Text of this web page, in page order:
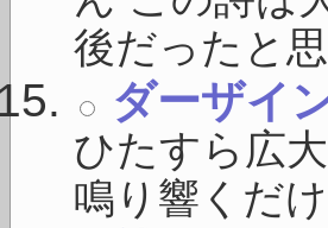
後だったと
ダーザイ
ひたすら広
鳴り響くだ